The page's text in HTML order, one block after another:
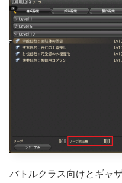
バトルクラス向けとギャ